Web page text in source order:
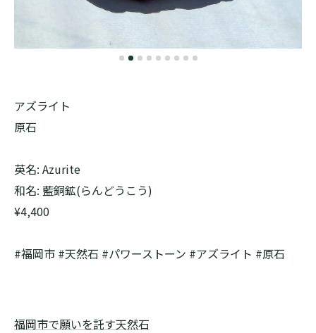
アズライト
原石
英名: Azurite
和名: 藍銅鉱(らんどうこう)
¥4,400
#福岡市 #天然石 #パワーストーン #アズライト #原石
福岡市で願いを託す天然石